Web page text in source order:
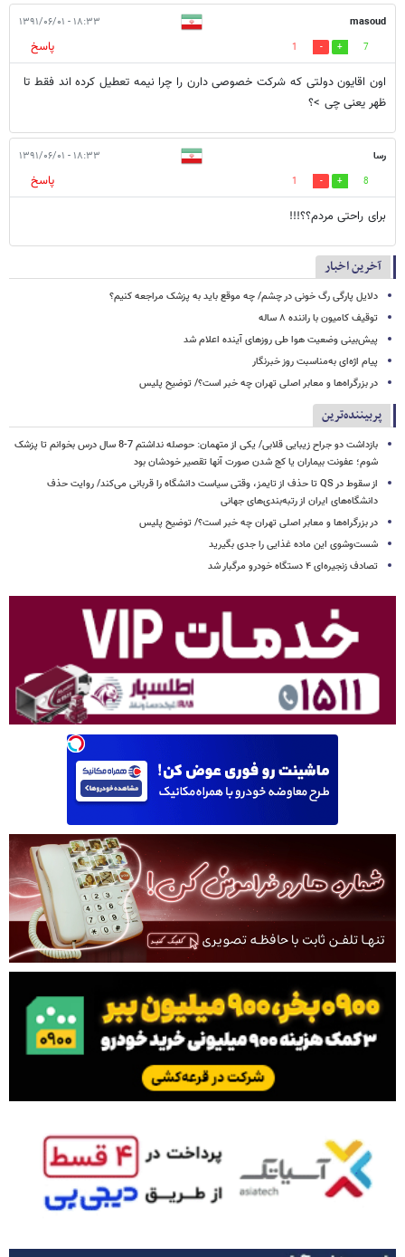
masoud ۱۸:۳۳ - ۱۳۹۱/۰۶/۰۱
7
1
پاسخ
اون اقایون دولتی که شرکت خصوصی دارن را چرا نیمه تعطیل کرده اند فقط تا
ظهر یعنی چی >؟
رسا ۱۸:۳۳ - ۱۳۹۱/۰۶/۰۱
8
1
پاسخ
برای راحتی مردم؟؟!!!
آخرین اخبار
دلایل پارگی رگ خونی در چشم/ چه موقع باید به پزشک مراجعه کنیم؟
توقیف کامیون با راننده ۸ ساله
پیش‌بینی وضعیت هوا طی روزهای آینده اعلام شد
پیام اژه‌ای به‌مناسبت روز خبرنگار
در بزرگراه‌ها و معابر اصلی تهران چه خبر است؟/ توضیح پلیس
پربیننده‌ترین
بازداشت دو جراح زیبایی قلابی/ یکی از متهمان: حوصله نداشتم 7-8 سال درس بخوانم تا پزشک
شوم؛ عفونت بیماران یا کج شدن صورت آنها تقصیر خودشان بود
از سقوط در QS تا حذف از تایمز، وقتی سیاست دانشگاه را قربانی می‌کند/ روایت حذف
دانشگاه‌های ایران از رتبه‌بندی‌های جهانی
در بزرگراه‌ها و معابر اصلی تهران چه خبر است؟/ توضیح پلیس
شست‌وشوی این ماده غذایی را جدی بگیرید
تصادف زنجیره‌ای ۴ دستگاه خودرو مرگبار شد